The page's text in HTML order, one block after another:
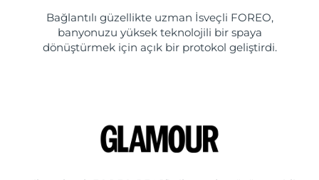
Bağlantılı güzellikte uzman İsveçli FOREO,
banyonuzu yüksek teknolojili bir spaya
dönüştürmek için açık bir protokol geliştirdi.